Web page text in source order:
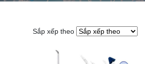
Sắp xếp theo